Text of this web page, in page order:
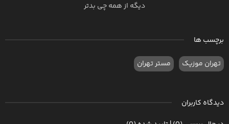
دیگه از همه چی بدتر
برچسب ها
تهران موزیک مستر تهران
دیدگاه کاربران